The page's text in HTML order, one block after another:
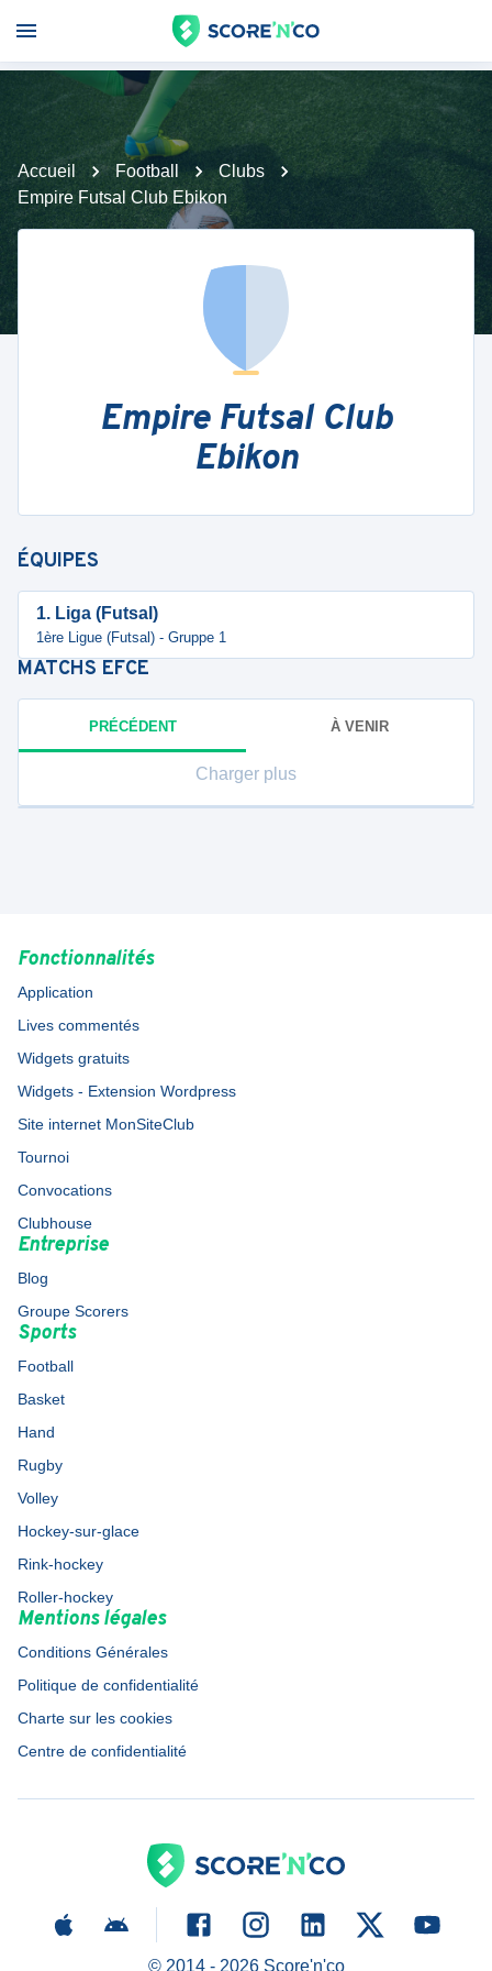
Accueil Football
Clubs
Empire Futsal Club Ebikon
Empire Futsal Club
Ebikon
ÉQUIPES
1. Liga (Futsal)
1ère Ligue (Futsal) - Gruppe 1
MATCHS EFCE
PRÉCÉDENT À VENIR
Charger plus
Fonctionnalités
Application
Lives commentés
Widgets gratuits
Widgets - Extension Wordpress
Site internet MonSiteClub
Tournoi
Convocations
Clubhouse
Entreprise
Blog
Groupe Scorers
Sports
Football
Basket
Hand
Rugby
Volley
Hockey-sur-glace
Rink-hockey
Roller-hockey
Mentions légales
Conditions Générales
Politique de confidentialité
Charte sur les cookies
Centre de confidentialité
© 2014 - 2026Score'n'co